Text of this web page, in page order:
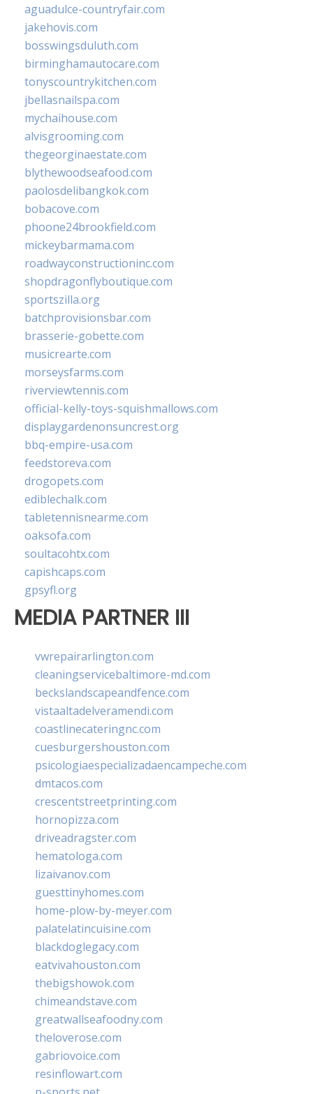
aguadulce-countryfair.com
jakehovis.com
bosswingsduluth.com
birminghamautocare.com
tonyscountrykitchen.com
jbellasnailspa.com
mychaihouse.com
alvisgrooming.com
thegeorginaestate.com
blythewoodseafood.com
paolosdelibangkok.com
bobacove.com
phoone24brookfield.com
mickeybarmama.com
roadwayconstructioninc.com
shopdragonflyboutique.com
sportszilla.org
batchprovisionsbar.com
brasserie-gobette.com
musicrearte.com
morseysfarms.com
riverviewtennis.com
official-kelly-toys-squishmallows.com
displaygardenonsuncrest.org
bbq-empire-usa.com
feedstoreva.com
drogopets.com
ediblechalk.com
tabletennisnearme.com
oaksofa.com
soultacohtx.com
capishcaps.com
gpsyfl.org
MEDIA PARTNER III
vwrepairarlington.com
cleaningservicebaltimore-md.com
beckslandscapeandfence.com
vistaaltadelveramendi.com
coastlinecateringnc.com
cuesburgershouston.com
psicologiaespecializadaencampeche.com
dmtacos.com
crescentstreetprinting.com
hornopizza.com
driveadragster.com
hematologa.com
lizaivanov.com
guesttinyhomes.com
home-plow-by-meyer.com
palatelatincuisine.com
blackdoglegacy.com
eatvivahouston.com
thebigshowok.com
chimeandstave.com
greatwallseafoodny.com
theloverose.com
gabriovoice.com
resinflowart.com